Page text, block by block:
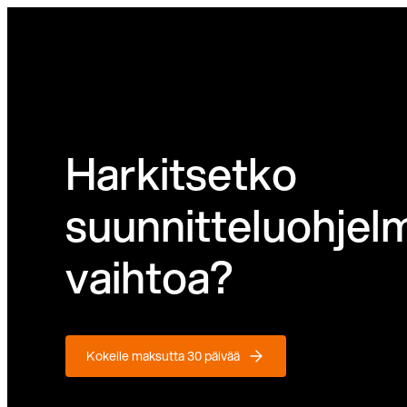
Harkitsetko
vaihtoa?
Kokeile maksutta 30 päivää